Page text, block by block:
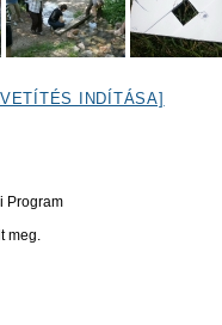
INDÍTÁSA]
Program
meg.